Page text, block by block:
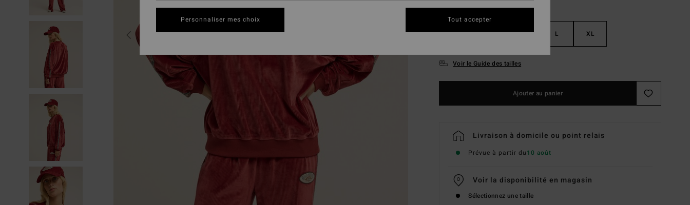
XS S M L XL
Voir le Guide des tailles
Ajouter au panier
Livraison à domicile ou point relais
Prévue à partir du10 août
Voir la disponibilité en magasin
Sélectionnez une taille
Personnaliser mes choix Tout accepter